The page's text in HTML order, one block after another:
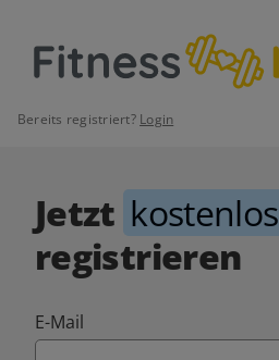
Bereits registriert? Login
Jetzt kostenlos
registrieren
E-Mail